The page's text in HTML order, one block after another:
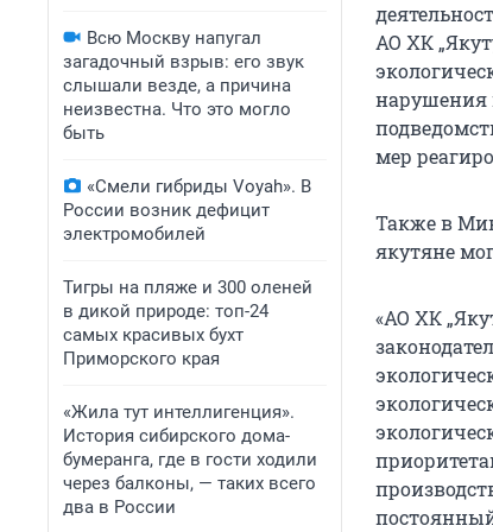
Всю Москву напугал
загадочный взрыв: его звук
слышали везде, а причина
неизвестна. Что это могло
быть
«Смели гибриды Voyah». В
России возник дефицит
электромобилей
Тигры на пляже и 300 оленей
в дикой природе: топ-24
самых красивых бухт
Приморского края
«Жила тут интеллигенция».
История сибирского дома-
бумеранга, где в гости ходили
через балконы, — таких всего
два в России
АО ХК
нарушения
мер
Также в
якутяне
«АО ХК